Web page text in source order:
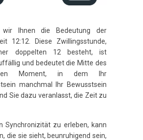
wir Ihnen die Bedeutung der
12:12. Diese Zwillingsstunde,
doppelten 12 besteht, ist
und bedeutet die Mitte des
Moment, in dem Ihr
manchmal Ihr Bewusstsein
Sie dazu veranlasst, die Zeit zu
Synchronizität zu erleben, kann
die sie sieht, beunruhigend sein,